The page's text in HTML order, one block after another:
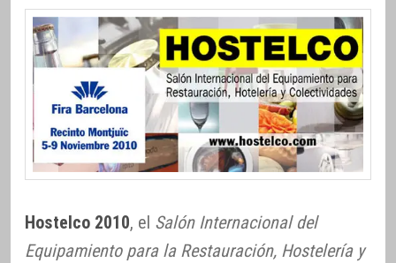
Hostelco 2010, el Salón Internacional del
Equipamiento para la Restauración, Hostelería y